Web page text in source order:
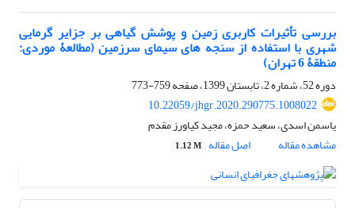
بررسی تأثیرات کاربری زمین و پوشش گیاهی بر جزایر گرمایی
شهری با استفاده از سنجه‏ های سیمای سرزمین (مطالعۀ موردی:
منطقۀ 6 تهران)
دوره 52، شماره 2، تابستان 1399، صفحه
759-773
10.22059/jhgr.2020.290775.1008022
یاسمن اسدی، سعید حمزه، مجید کیاورز مقدم
مشاهده مقاله
اصل مقاله 1.12 M